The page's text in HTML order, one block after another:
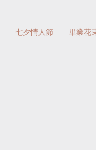
七夕情人節 畢業花